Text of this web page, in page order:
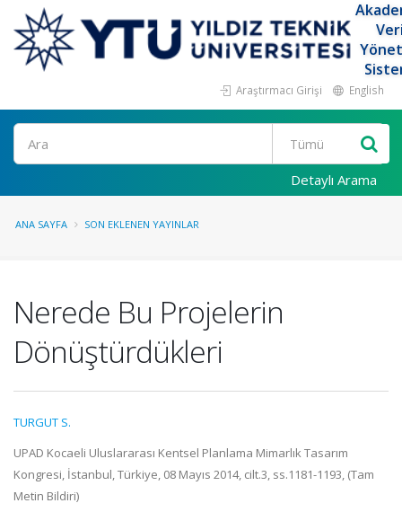
Araştırmacı Girişi English
Ara
Detaylı Arama
ANA SAYFA SON EKLENEN YAYINLAR
Nerede Bu Projelerin
Dönüştürdükleri
TURGUT S.
UPAD Kocaeli Uluslararası Kentsel Planlama Mimarlık Tasarım
Kongresi, İstanbul, Türkiye, 08 Mayıs 2014, cilt.3, ss.1181-1193, (Tam
Metin Bildiri)